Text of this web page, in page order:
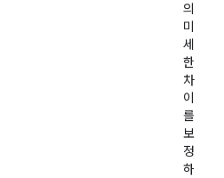
의
미
세
한
차
이
를
보
정
하